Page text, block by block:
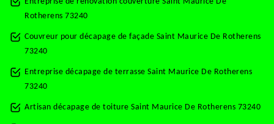
Rotherens 73240
Couvreur pour décapage de façade Saint Maurice De Rotherens
73240
Entreprise décapage de terrasse Saint Maurice De Rotherens
73240
Artisan décapage de toiture Saint Maurice De Rotherens 73240